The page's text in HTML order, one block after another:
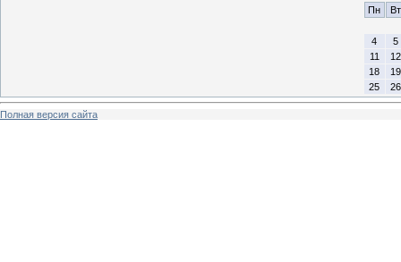
Пн
Вт
4
5
11
12
18
19
25
26
Полная версия сайта